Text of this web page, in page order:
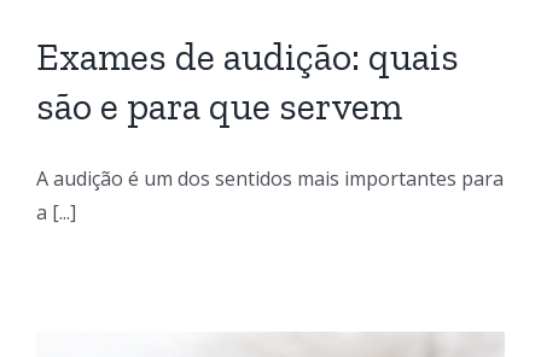
Exames de audição: quais
são e para que servem
A audição é um dos sentidos mais importantes para
a [...]